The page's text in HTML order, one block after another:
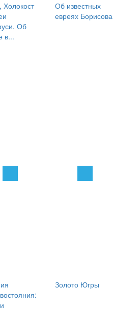
Об
в...
Об известных
евреях Борисова
Золото Югры